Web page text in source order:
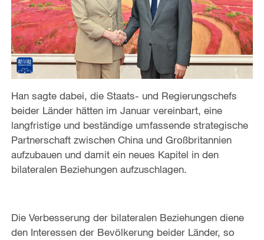
Han sagte dabei, die Staats- und Regierungschefs
beider Länder hätten im Januar vereinbart, eine
langfristige und beständige umfassende strategische
Partnerschaft zwischen China und Großbritannien
aufzubauen und damit ein neues Kapitel in den
bilateralen Beziehungen aufzuschlagen.
Die Verbesserung der bilateralen Beziehungen diene
den Interessen der Bevölkerung beider Länder, so